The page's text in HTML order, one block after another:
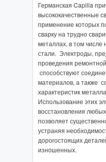
Германская Capilla
высококачественные
применение которых
сварку на трудно
металлах, в том числе
стали. Электроды,
проведения
способствуют
материалов, а также
характеристик
Использование этих
восстановления
позволяет
устраняя
дорогостоящих
изношенных.